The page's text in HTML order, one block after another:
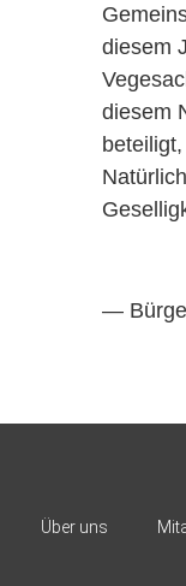
diesem
diesem
—
Über uns